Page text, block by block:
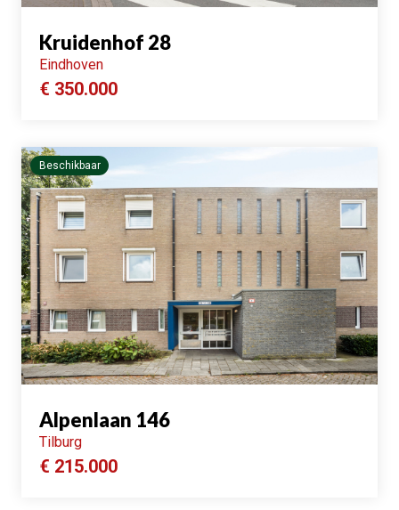
Kruidenhof 28
Eindhoven
€ 350.000
Beschikbaar
Alpenlaan 146
Tilburg
€ 215.000